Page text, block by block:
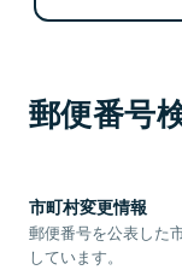
郵便番号
市町村変更情報
郵便番号を公表した
しています。